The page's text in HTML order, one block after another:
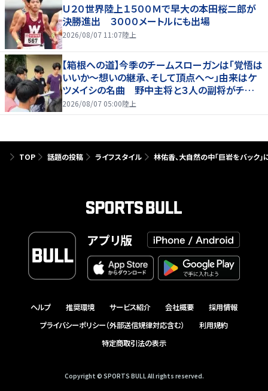
Ｕ２０世界陸上１５００Ｍで早大の本田桜二郎が
決勝進出 ３０００メートルにも出場
2026/08/07 11:07陸上
【箱根への道】今季のチームスローガンは「覚悟は
いいか～想いの継承、そして頂点へ～」由来はケ
ツメイシの名曲 野中主将と３人の副将がチーム
を引っ張る…夏合宿特集第１弾、国学院大
2026/08/07 05:00陸上
TOP 話題の投稿 ライフスタイル 林佑香、大自然の中「巨岩をバック」
アプリ版
ヘルプ 推奨環境 サービス紹介 会社概要
採用情報
プライバシーポリシー（外部送信規律対応含む）
利用規約
特定商取引法の表示
Copyright © SPORTS BULL All rights reserved.